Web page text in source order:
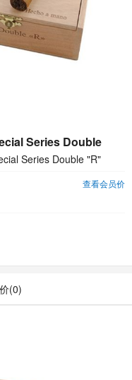
Series Double
Series Double "R"
查看会员价
(0)